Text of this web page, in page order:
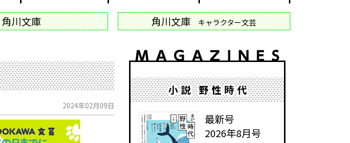
角川文庫 角川文庫 キャラクター文芸
2024年02月09日
小説 野性時代
最新号
2026年8月号